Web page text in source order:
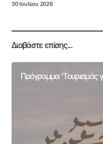
30 Ιουλίου 2026
Διαβάστε επίσης...
Πρόγραμμα ‘Τουρισμός